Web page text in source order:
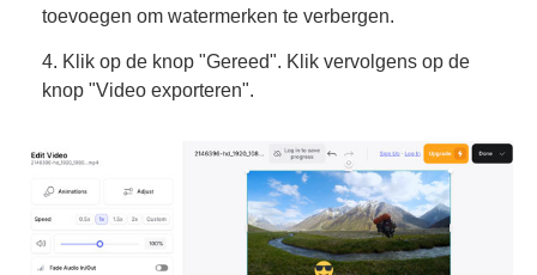
toevoegen om watermerken te verbergen.
4. Klik op de knop "Gereed". Klik vervolgens op de
knop "Video exporteren".